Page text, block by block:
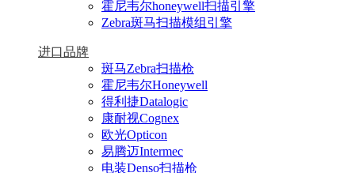
霍尼韦尔honeywell扫描引擎
Zebra斑马扫描模组引擎
进口品牌
斑马Zebra扫描枪
霍尼韦尔Honeywell
得利捷Datalogic
康耐视Cognex
欧光Opticon
易腾迈Intermec
电装Denso扫描枪